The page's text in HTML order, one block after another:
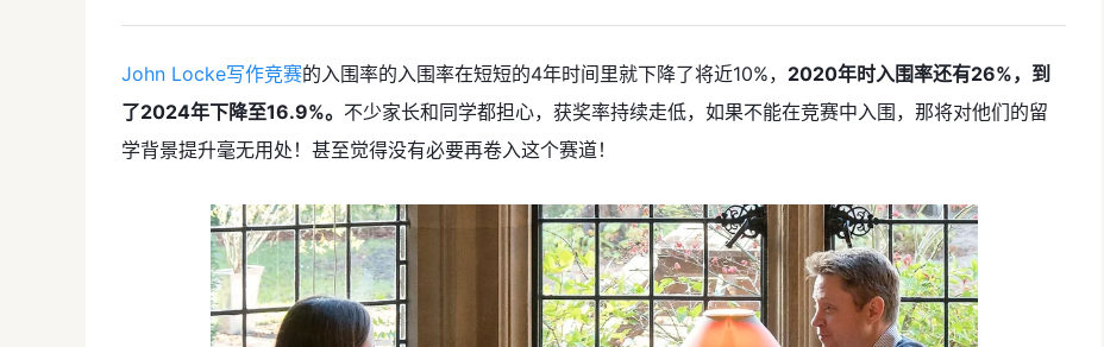
John Locke写作竞赛的入围率的入围率在短短的4年时间里就下降了将近10%， 2020年时入围率还有26%，到
了2024年下降至16.9%。 不少家长和同学都担心，获奖率持续走低，如果不能在竞赛中入围，那将对他们的留
学背景提升毫无用处！甚至觉得没有必要再卷入这个赛道！